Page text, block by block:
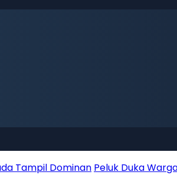
Tampil Dominan Peluk Duka